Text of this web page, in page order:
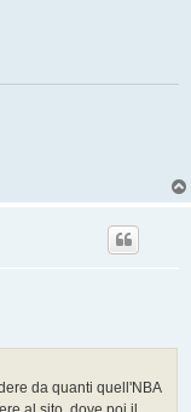
da quanti quell'NBA